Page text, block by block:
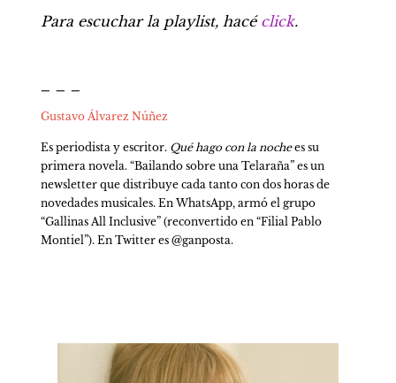
Para escuchar la playlist, hacé click.
Gustavo Álvarez Núñez
Es periodista y escritor. Qué hago con la noche es su
primera novela. “Bailando sobre una Telaraña” es un
newsletter que distribuye cada tanto con dos horas de
novedades musicales. En WhatsApp, armó el grupo
“Gallinas All Inclusive” (reconvertido en “Filial Pablo
Montiel”). En Twitter es @ganposta.